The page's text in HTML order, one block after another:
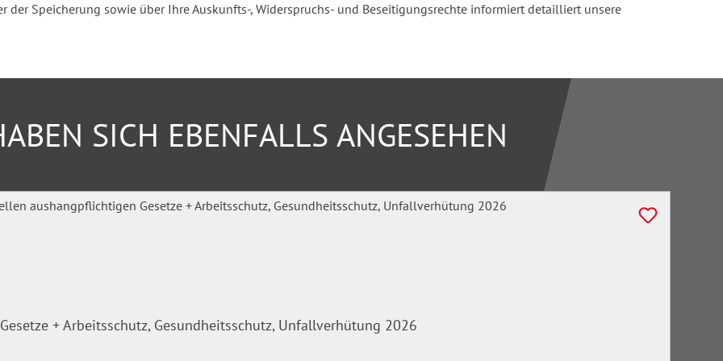
der Speicherung sowie über Ihre Auskunfts-, Widerspruchs- und Beseitigungsrechte informiert detailliert unsere
SICH EBENFALLS ANGESEHEN
+ Arbeitsschutz, Gesundheitsschutz, Unfallverhütung 2026